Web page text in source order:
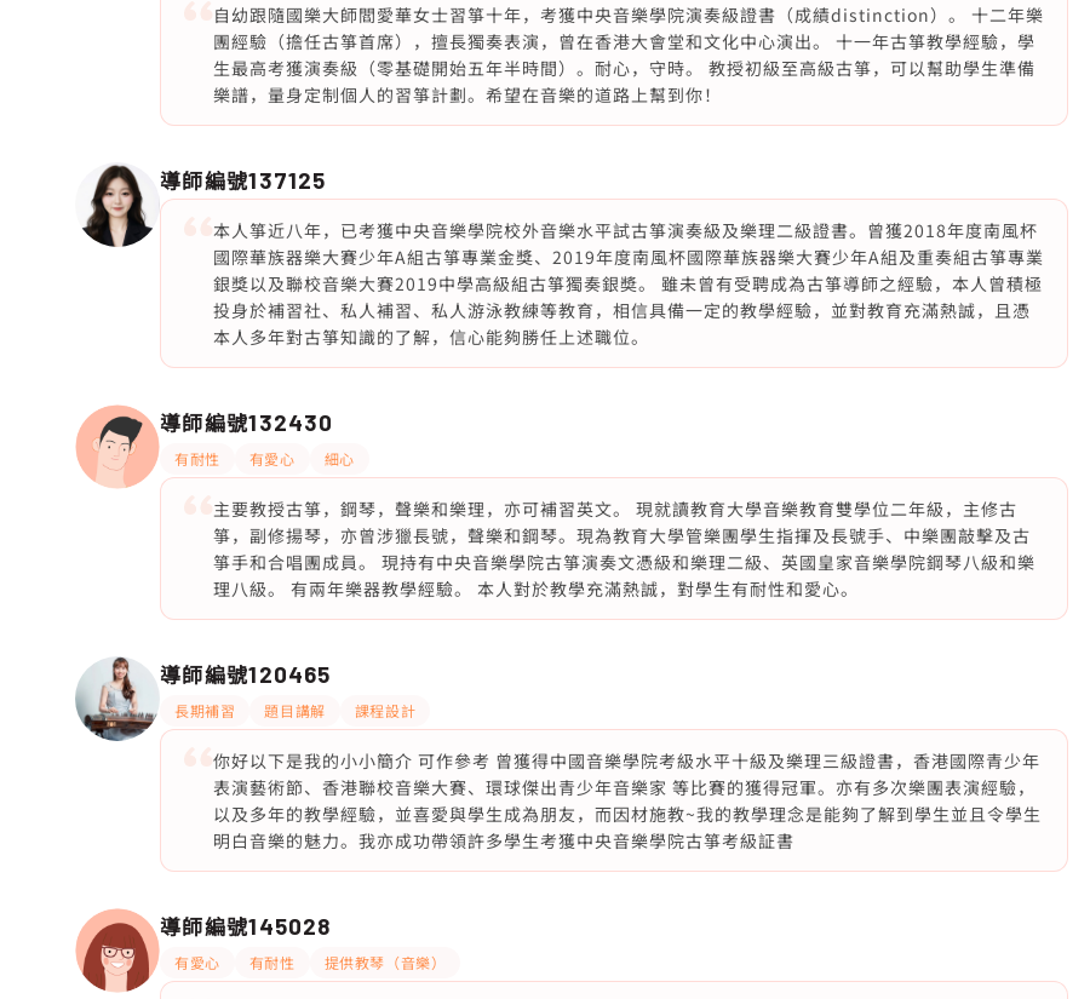
自幼跟隨國樂大師閻愛華女士習箏十年，考獲中央音樂學院演奏級證書（成績distinction）。 十二年樂
團經驗（擔任古箏首席），擅長獨奏表演，曾在香港大會堂和文化中心演出。 十一年古箏教學經驗，學
生最高考獲演奏級（零基礎開始五年半時間）。耐心，守時。 教授初級至高級古箏，可以幫助學生準備
樂譜，量身定制個人的習箏計劃。希望在音樂的道路上幫到你！
導師編號137125
本人箏近八年，已考獲中央音樂學院校外音樂水平試古箏演奏級及樂理二級證書。曾獲2018年度南風杯
國際華族器樂大賽少年A組古箏專業金獎、2019年度南風杯國際華族器樂大賽少年A組及重奏組古箏專業
銀獎以及聯校音樂大賽2019中學高級組古箏獨奏銀奬。 雖未曾有受聘成為古箏導師之經驗，本人曾積極
投身於補習社、私人補習、私人游泳教練等教育，相信具備一定的教學經驗，並對教育充滿熱誠，且憑
本人多年對古箏知識的了解，信心能夠勝任上述職位。
導師編號132430
有耐性 有愛心 細心
主要教授古箏，鋼琴，聲樂和樂理，亦可補習英文。 現就讀教育大學音樂教育雙學位二年級，主修古
箏，副修揚琴，亦曾涉獵長號，聲樂和鋼琴。現為教育大學管樂團學生指揮及長號手、中樂團敲擊及古
箏手和合唱團成員。 現持有中央音樂學院古箏演奏文憑級和樂理二級、英國皇家音樂學院鋼琴八級和樂
理八級。 有兩年樂器教學經驗。 本人對於教學充滿熱誠，對學生有耐性和愛心。
導師編號120465
長期補習 題目講解 課程設計
你好以下是我的小小簡介 可作參考 曾獲得中國音樂學院考級水平十級及樂理三級證書，香港國際青少年
表演藝術節、香港聯校音樂大賽、環球傑出青少年音樂家 等比賽的獲得冠軍。亦有多次樂團表演經驗，
以及多年的教學經驗，並喜愛與學生成為朋友，而因材施教~我的教學理念是能夠了解到學生並且令學生
明白音樂的魅力。我亦成功帶領許多學生考獲中央音樂學院古箏考級証書
導師編號145028
有愛心 有耐性 提供教琴（音樂）